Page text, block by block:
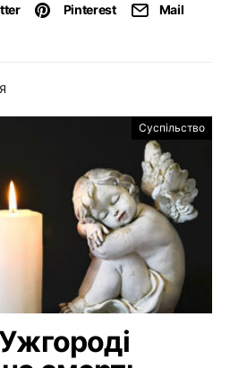
Pinterest Mail
Суспільство